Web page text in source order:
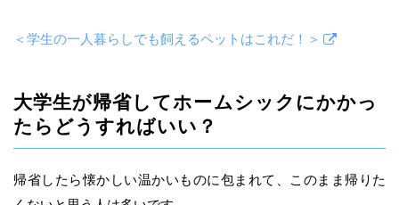
＜学生の一人暮らしでも飼えるペットはこれだ！＞
大学生が帰省してホームシックにかかっ
たらどうすればいい？
帰省したら懐かしい温かいものに包まれて、このまま帰りた